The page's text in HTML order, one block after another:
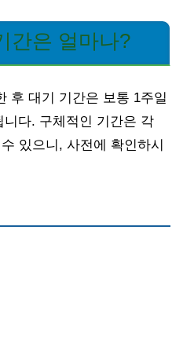
간은 얼마나?
후 대기 기간은 보통 1주일
다. 구체적인 기간은 각
있으니, 사전에 확인하시